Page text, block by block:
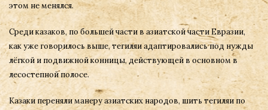
этом не менялся.
Среди казаков, по большей части в азиатской части Евразии,
как уже говорилось выше, тегиляи адаптировались под нужды
лёгкой и подвижной конницы, действующей в основном в
лесостепной полосе.
Казаки переняли манеру азиатских народов, шить тегиляи по